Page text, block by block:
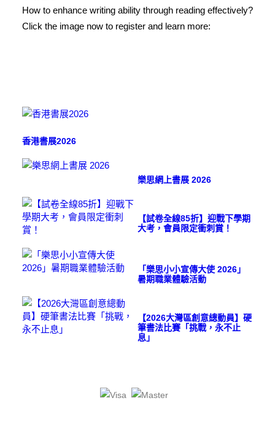
How to enhance writing ability through reading effectively?
Click the image now to register and learn more:
香港書展2026
樂思網上書展 2026
【試卷全線85折】迎戰下學期
大考，會員限定衝刺賞！
「樂思小小宣傳大使 2026」
暑期職業體驗活動
【2026大灣區創意總動員】硬
筆書法比賽「挑戰，永不止
息」